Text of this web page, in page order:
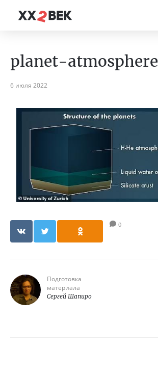
planet-atmosphere
6 июля 2022
0
Подготовка
материала
Сергей Шапиро